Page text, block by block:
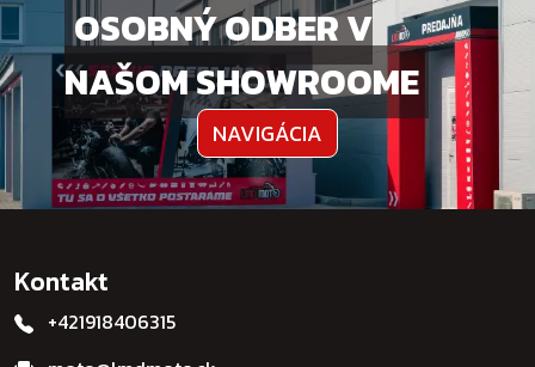
OSOBNÝ ODBER V
NAŠOM SHOWROOME
NAVIGÁCIA
Kontakt
+421918406315